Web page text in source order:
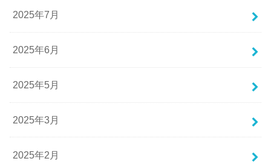
2025年7月
2025年6月
2025年5月
2025年3月
2025年2月